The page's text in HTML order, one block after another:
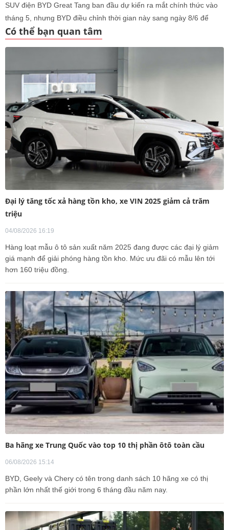
SUV điện BYD Great Tang ban đầu dự kiến ra mắt chính thức vào
tháng 5, nhưng BYD điều chỉnh thời gian này sang ngày 8/6 để
đảm bảo có thể giao hàng ngay khi mở bán.
Có thể bạn quan tâm
Đại lý tăng tốc xả hàng tồn kho, xe VIN 2025 giảm cả trăm
triệu
04/08/2026 16:19
Hàng loạt mẫu ô tô sản xuất năm 2025 đang được các đại lý giảm
giá mạnh để giải phóng hàng tồn kho. Mức ưu đãi có mẫu lên tới
hơn 160 triệu đồng.
Ba hãng xe Trung Quốc vào top 10 thị phần ôtô toàn cầu
06/08/2026 15:14
BYD, Geely và Chery có tên trong danh sách 10 hãng xe có thị
phần lớn nhất thế giới trong 6 tháng đầu năm nay.